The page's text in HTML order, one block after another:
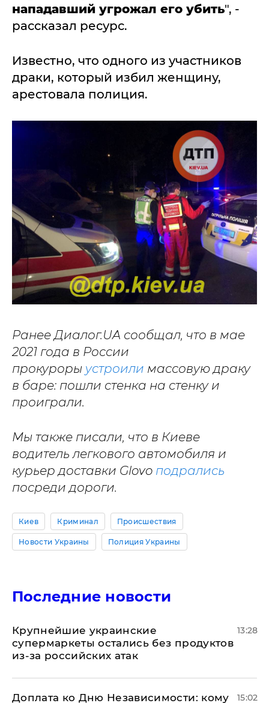
нападавший угрожал его убить", -
рассказал ресурс.
Известно, что одного из участников
драки, который избил женщину,
арестовала полиция.
Ранее Диалог.UA сообщал, что в мае
2021 года в России
прокуроры устроили массовую драку
в баре: пошли стенка на стенку и
проиграли.
Мы также писали, что в Киеве
водитель легкового автомобиля и
курьер доставки Glovo подрались
посреди дороги.
Киев Криминал Происшествия
Новости Украины Полиция Украины
Последние новости
Крупнейшие украинские
супермаркеты остались без продуктов
из-за российских атак
13:28
Доплата ко Дню Независимости: кому 15:02